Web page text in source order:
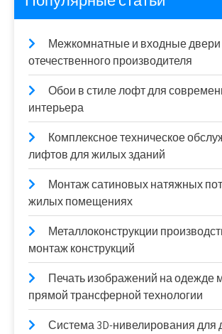
Межкомнатные и входные двери
отечественного производителя
Обои в стиле лофт для
интерьера
Комплексное техническое
лифтов для жилых зданий
Монтаж сатиновых натяжных
жилых помещениях
Металлоконструкции
монтаж конструкций
Печать изображений на одежде
прямой трансферной технологии
Система 3D-нивелирования для